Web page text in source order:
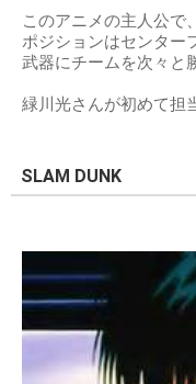
このアニメの主人公で
ポジションはセンター
武器にチームを次々と
緑川光さんが初めて担
SLAM DUNK